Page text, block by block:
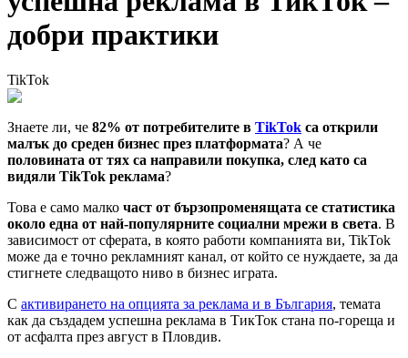
добри практики
TikTok
Знаете ли, че 82% от потребителите в TikTok са открили
малък до среден бизнес през платформата? А че
половината от тях са направили покупка, след като са
видяли TikTok реклама?
Това е само малко част от бързопроменящата се статистика
около една от най-популярните социални мрежи в света. В
зависимост от сферата, в която работи компанията ви, TikTok
може да е точно рекламният канал, от който се нуждаете, за да
стигнете следващото ниво в бизнес играта.
С активирането на опцията за реклама и в България, темата
как да създадем успешна реклама в ТикТок стана по-гореща и
от асфалта през август в Пловдив.